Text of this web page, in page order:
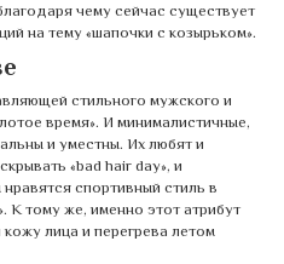
чему сейчас существует
на тему «шапочки с козырьком».
стильного мужского и
время». И минималистичные,
и уместны. Их любят и
«bad hair day», и
спортивный стиль в
К тому же, именно этот атрибут
лица и перегрева летом